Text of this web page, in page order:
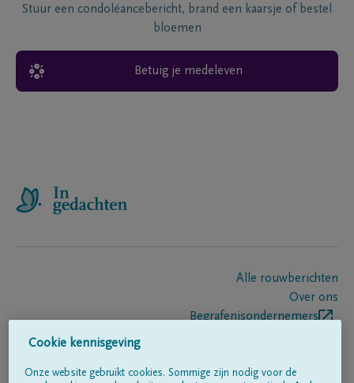
Stuur een condoléancebericht, brand een kaarsje of bestel
bloemen
Betuig je medeleven
Alle rouwberichten
Over ons
Begrafenisondernemers
Cookie kennisgeving
Onze website gebruikt cookies. Sommige zijn nodig voor de